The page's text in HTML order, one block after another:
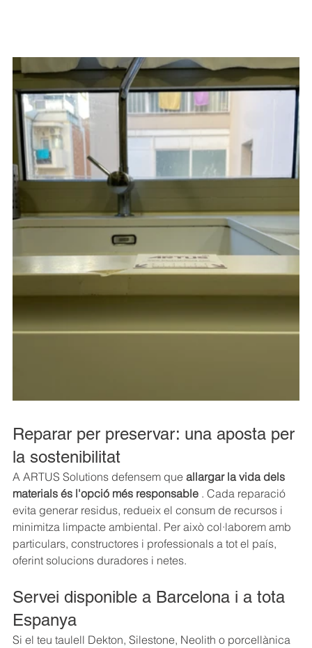
Reparar per preservar: una aposta per
la sostenibilitat
A ARTUS Solutions defensem que allargar la vida dels
materials és l'opció més responsable . Cada reparació
evita generar residus, redueix el consum de recursos i
minimitza limpacte ambiental. Per això col·laborem amb
particulars, constructores i professionals a tot el país,
oferint solucions duradores i netes.
Servei disponible a Barcelona i a tota
Espanya
Si el teu taulell Dekton, Silestone, Neolith o porcellànica